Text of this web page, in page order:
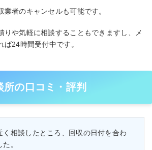
業者のキャンセルも可能です。
りや気軽に相談することもできますし、メ
ば24時間受付中です。
の口コミ・評判
く相談したところ、回収の日付を合わ
。